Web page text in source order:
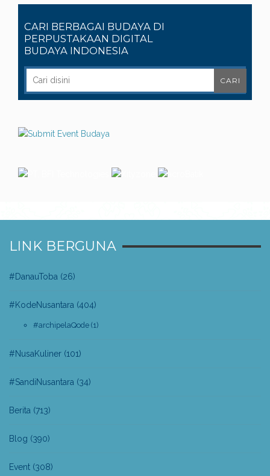
CARI BERBAGAI BUDAYA DI
PERPUSTAKAAN DIGITAL
BUDAYA INDONESIA
LINK BERGUNA
#DanauToba (26)
#KodeNusantara (404)
#archipelaQode (1)
#NusaKuliner (101)
#SandiNusantara (34)
Berita (713)
Blog (390)
Event (308)